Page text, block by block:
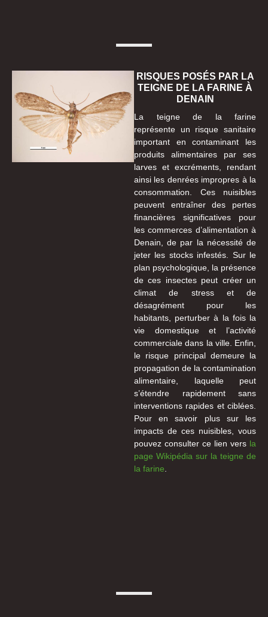
RISQUES POSÉS PAR LA
TEIGNE DE LA FARINE À
DENAIN
La teigne de la farine
représente un risque sanitaire
important en contaminant les
produits alimentaires par ses
larves et excréments, rendant
ainsi les denrées impropres à la
consommation. Ces nuisibles
peuvent entraîner des pertes
financières significatives pour
les commerces d’alimentation à
Denain, de par la nécessité de
jeter les stocks infestés. Sur le
plan psychologique, la présence
de ces insectes peut créer un
climat de stress et de
désagrément pour les
habitants, perturber à la fois la
vie domestique et l’activité
commerciale dans la ville. Enfin,
le risque principal demeure la
propagation de la contamination
alimentaire, laquelle peut
s’étendre rapidement sans
interventions rapides et ciblées.
Pour en savoir plus sur les
impacts de ces nuisibles, vous
pouvez consulter ce lien vers la
page Wikipédia sur la teigne de
la farine.